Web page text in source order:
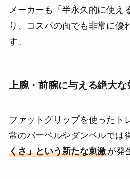
メーカーも「半永久的に使え
り、コスパの面でも非常に優
す。
上腕・前腕に与える絶大な
ファットグリップを使ったト
常のバーベルやダンベルでは
くさ」という新たな刺激が発